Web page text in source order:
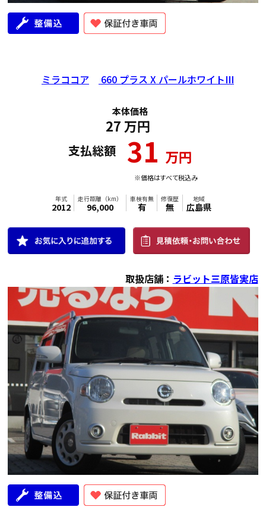
年式
2021
走行距離（km）
44,000
車検有無
有
ミラココア 660 プラス X パールホワイトIII
本体価格
27 万円
支払総額 31 万円
※価格はすべて税込み
取扱店舗： ラビット三原皆実店